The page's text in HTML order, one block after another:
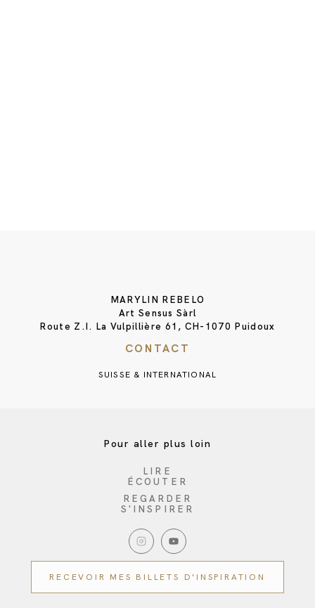
MARYLIN REBELO
Art Sensus Sàrl
Route Z.I. La Vulpillière 61, CH-1070 Puidoux
CONTACT
SUISSE & INTERNATIONAL
Pour aller plus loin
LIRE
ÉCOUTER
REGARDER
S'INSPIRER
RECEVOIR MES BILLETS D'INSPIRATION